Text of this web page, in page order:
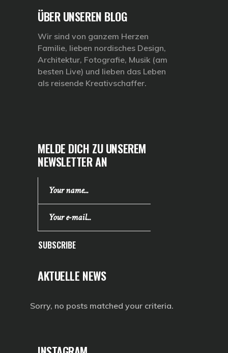
ÜBER UNSEREN BLOG
Wir sind von ganzem Herzen
Familie, lieben nordisches Design,
Architektur, Fotografie, Musik (am
besten Live) und lieben das Leben
als reisende Kreativschaffer.
MELDE DICH ZU UNSEREM
NEWSLETTER AN
SUBSCRIBE
AKTUELLE NEWS
Sorry, no posts matched your criteria.